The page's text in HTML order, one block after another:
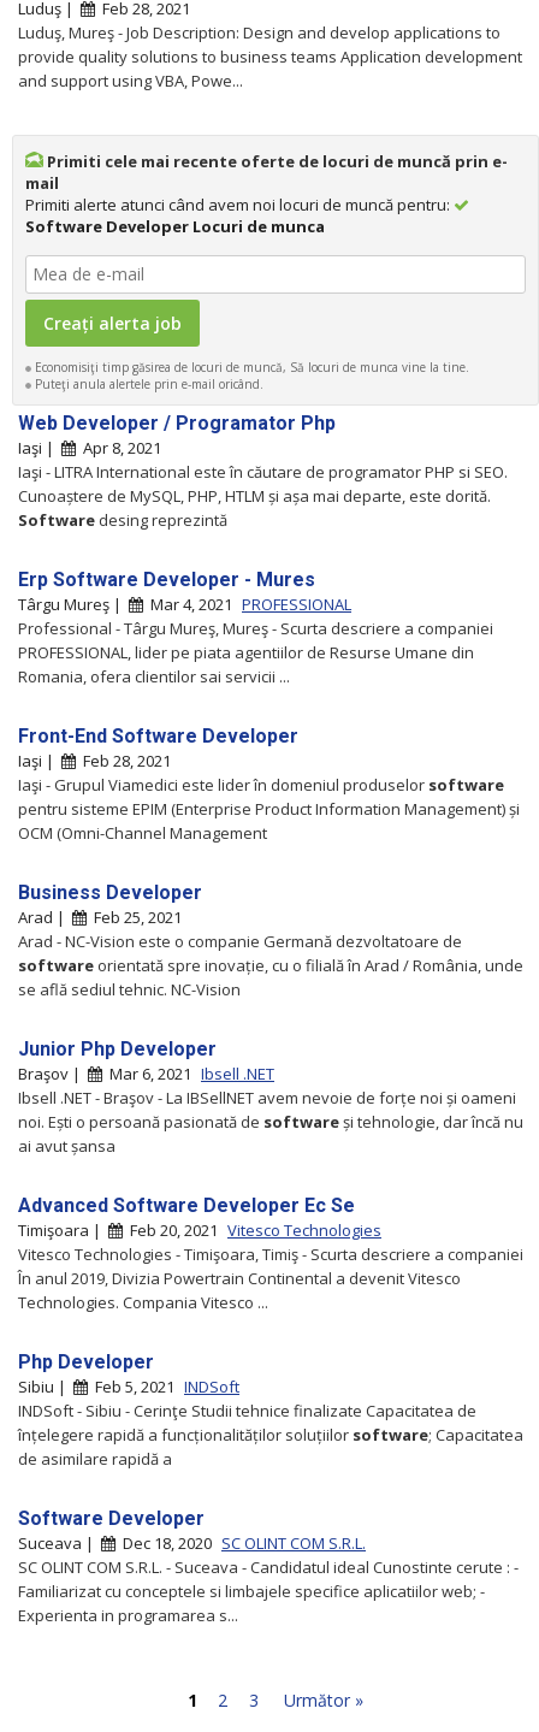
Luduş |
Feb 28, 2021
Luduş, Mureş - Job Description: Design and develop applications to
provide quality solutions to business teams Application development
and support using VBA, Powe...
Primiti cele mai recente oferte de locuri de muncă prin e-
mail
Primiti alerte atunci când avem noi locuri de muncă pentru:
Software Developer Locuri de munca
Economisiţi timp găsirea de locuri de muncă, Să locuri de munca vine la tine.
Puteţi anula alertele prin e-mail oricând.
Web Developer / Programator Php
Iaşi |
Apr 8, 2021
Iaşi - LITRA International este în căutare de programator PHP si SEO.
Cunoaștere de MySQL, PHP, HTLM și așa mai departe, este dorită.
Software desing reprezintă
Erp Software Developer - Mures
Târgu Mureş | Mar 4, 2021 PROFESSIONAL
Professional - Târgu Mureş, Mureş - Scurta descriere a companiei
PROFESSIONAL, lider pe piata agentiilor de Resurse Umane din
Romania, ofera clientilor sai servicii ...
Front-End Software Developer
Iaşi |
Feb 28, 2021
Iaşi - Grupul Viamedici este lider în domeniul produselor software
pentru sisteme EPIM (Enterprise Product Information Management) și
OCM (Omni-Channel Management
Business Developer
Arad |
Feb 25, 2021
Arad - NC-Vision este o companie Germană dezvoltatoare de
software orientată spre inovație, cu o filială în Arad / România, unde
se află sediul tehnic. NC-Vision
Junior Php Developer
Braşov | Mar 6, 2021 Ibsell .NET
Ibsell .NET - Braşov - La IBSellNET avem nevoie de forțe noi și oameni
noi. Ești o persoană pasionată de softwareși tehnologie, dar încă nu
ai avut șansa
Advanced Software Developer Ec Se
Timişoara | Feb 20, 2021 Vitesco Technologies
Vitesco Technologies - Timişoara, Timiş - Scurta descriere a companiei
În anul 2019, Divizia Powertrain Continental a devenit Vitesco
Technologies. Compania Vitesco ...
Php Developer
Sibiu | Feb 5, 2021 INDSoft
INDSoft - Sibiu - Cerinţe Studii tehnice finalizate Capacitatea de
înțelegere rapidă a funcționalităților soluțiilor software; Capacitatea
de asimilare rapidă a
Software Developer
Suceava | Dec 18, 2020 SC OLINT COM S.R.L.
SC OLINT COM S.R.L. - Suceava - Candidatul ideal Cunostinte cerute : -
Familiarizat cu conceptele si limbajele specifice aplicatiilor web; -
Experienta in programarea s...
1 2 3 Următor »